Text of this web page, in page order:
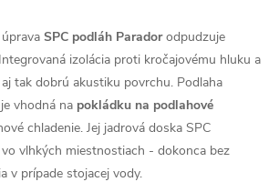
SPC podláh Paradorodpudzuje
izolácia proti kročajovému hluku a
tak dobrú akustiku povrchu. Podlaha
vhodná na pokládku na podlahové
chladenie. Jej jadrová doska SPC
vlhkých miestnostiach - dokonca bez
v prípade stojacej vody.